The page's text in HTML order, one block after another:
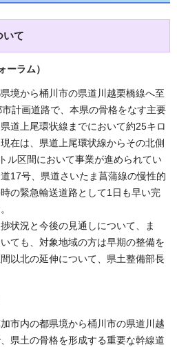
いて
ラム）
境から桶川市の県道川越栗橋線へ至
計画道路で、本県の骨格をなす主要
道上尾環状線までにおいて約25キロ
在は、県道上尾環状線からその北側
ル区間において事業が進められてい
17号、県道さいたま菖蒲線の慢性的
の緊急輸送道路として1日も早い完
状況と今後の見通しについて、ま
ても、対象地域の方は早期の整備を
以北の延伸について、県土整備部長
市内の都県境から桶川市の県道川越
県土の骨格を形成する重要な幹線道